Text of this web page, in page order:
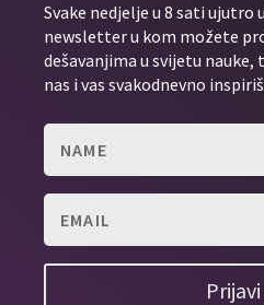
Svake nedjelje u 8 sati ujutro
newsletter u kom možete
dešavanjima u svijetu
nas i vas svakodnevno